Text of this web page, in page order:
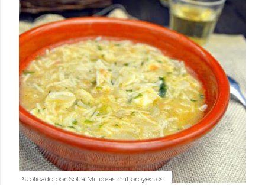
Publicado por Sofía Mil ideas mil proyectos